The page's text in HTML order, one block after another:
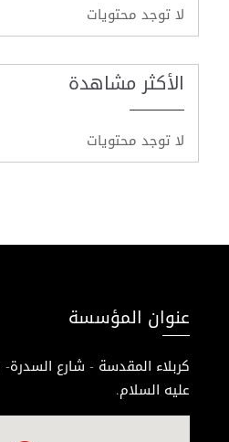
لا توجد محتويات
الأكثر مشاهدة
لا توجد محتويات
عنوان المؤسسة
كربلاء المقدسة - شارع
عليه السلام.